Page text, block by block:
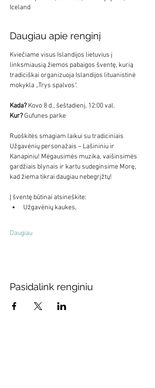
Iceland
Daugiau apie renginį
Kviečiame visus Islandijos lietuvius į
linksmiausią žiemos pabaigos šventę, kurią
tradiciškai organizuoja Islandijos lituanistinė
mokykla „Trys spalvos“.
Kada? Kovo 8 d., šeštadienį, 12:00 val.
Kur? Gufunes parke
Ruoškitės smagiam laikui su tradiciniais
Užgavėnių personažais – Lašininiu ir
Kanapiniu! Mėgausimės muzika, vaišinsimės
gardžiais blynais ir kartu sudeginsime Morę,
kad žiema tikrai daugiau nebegrįžtų!
Į šventę būtinai atsineškite:
Užgavėnių kaukes,
Daugiau
Pasidalink renginiu